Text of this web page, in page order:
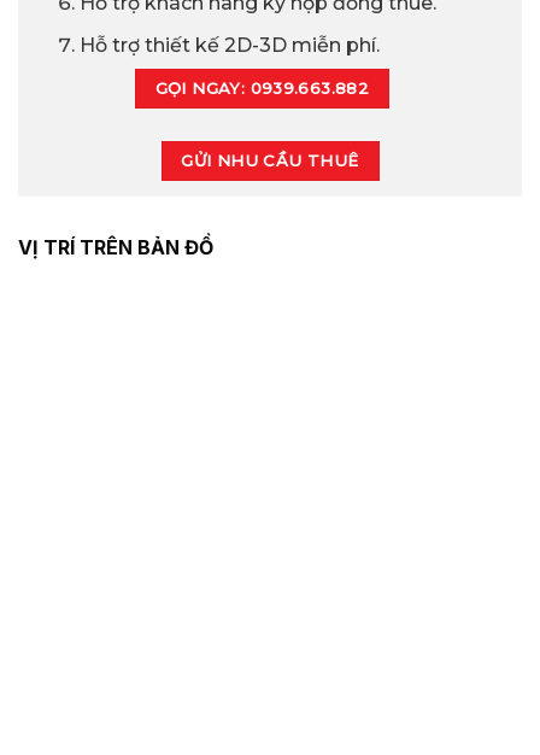
Hỗ trợ thiết kế 2D-3D miễn phí.
GỌI NGAY: 0939.663.882
GỬI NHU CẦU THUÊ
VỊ TRÍ TRÊN BẢN ĐỒ